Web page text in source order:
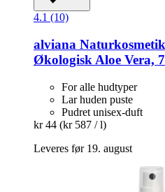
4.1 (10)
alviana Naturkosmetik
Økologisk Aloe Vera,
For alle hudtyper
Lar huden puste
Pudret unisex-duft
kr 44 (kr 587 / l)
Leveres før 19. august